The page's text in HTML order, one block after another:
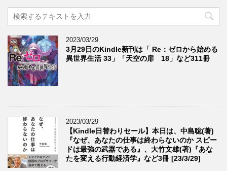
2023/03/29
3月29日のKindle新刊は「 Re：ゼロから始める
異世界生活 33」「天空の扉 18」など311冊
2023/03/29
【Kindle日替わりセール】本日は、中島聡(著)
『なぜ、あなたの仕事は終わらないのか スピー
ドは最強の武器である』、大竹文雄(著)『あな
たを変える行動経済学』など3冊 [23/3/29]